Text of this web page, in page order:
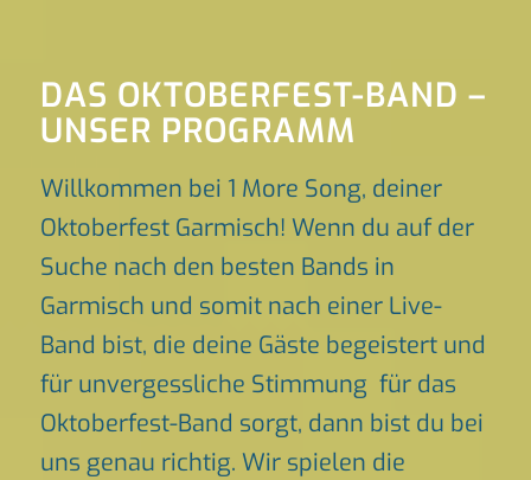
DAS OKTOBERFEST-BAND –
UNSER PROGRAMM
Willkommen bei 1 More Song, deiner
Oktoberfest Garmisch! Wenn du auf der
Suche nach den besten Bands in
Garmisch und somit nach einer Live-
Band bist, die deine Gäste begeistert und
für unvergessliche Stimmung für das
Oktoberfest-Band sorgt, dann bist du bei
uns genau richtig. Wir spielen die